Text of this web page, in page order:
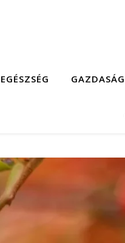
EGÉSZSÉG GAZDASÁG